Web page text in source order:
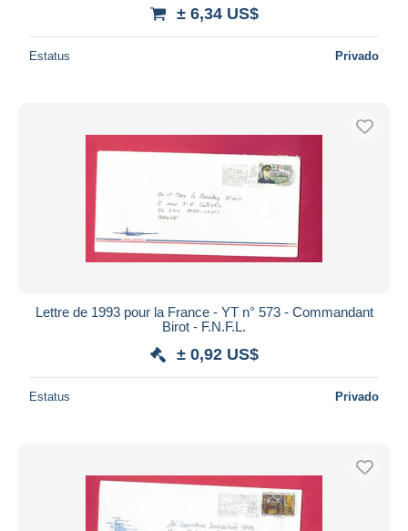
± 6,34 US$
Estatus Privado
Lettre de 1993 pour la France - YT n° 573 - Commandant
Birot - F.N.F.L.
± 0,92 US$
Estatus Privado